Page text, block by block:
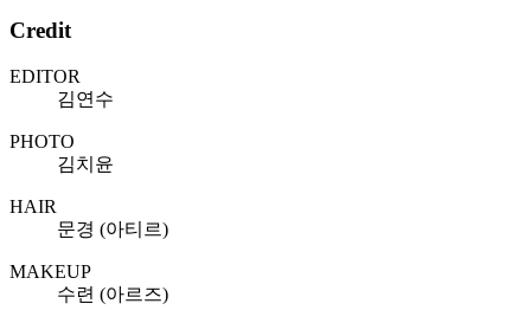
Credit
EDITOR
김연수
PHOTO
김치윤
HAIR
문경 (아티르)
MAKEUP
수련 (아르즈)